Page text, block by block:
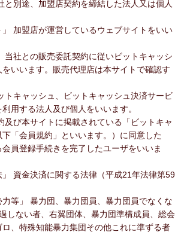
と別途、加盟店契約を締結した法人又は個人
」 加盟店が運営しているウェブサイトをいい
当社との販売委託契約に従いビットキャッシ
をいいます。販売代理店は本サイトで確認す
トキャッシュ、ビットキャッシュ決済サービ
用する法人及び個人をいいます。
及び本サイトに掲載されている「ビットキャ
「会員規約」といいます。）に同意した
会員登録手続きを完了したユーザをいいま
」 資金決済に関する法律（平成21年法律第59
力等」 暴力団、暴力団員、暴力団員でなくな
しない者、右翼団体、暴力団準構成員、総会
、特殊知能暴力集団その他これに準ずる者